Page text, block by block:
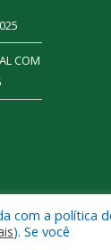
COM
Mapa do Site
com a política
). Se você